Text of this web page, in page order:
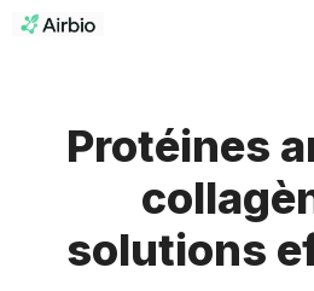
Aller
Protéines
solutions